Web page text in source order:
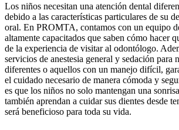
Los niños necesitan una atención dental
debido a las características particulares de su
oral. En PROMTA, contamos con un equipo
altamente capacitados que saben cómo hacer
de la experiencia de visitar al odontólogo.
servicios de anestesia general y sedación para
diferentes o aquellos con un manejo difícil,
el cuidado necesario de manera cómoda y
es que los niños no solo mantengan una
también aprendan a cuidar sus dientes desde
será beneficioso para toda su vida.